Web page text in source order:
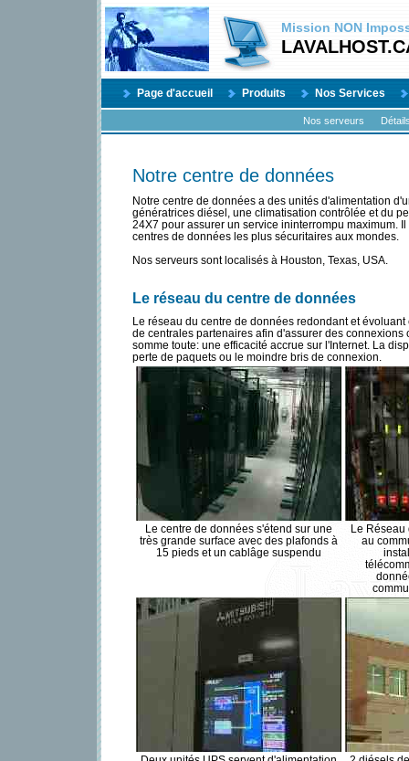
Mission NON
Page d'accueil Produits Nos Services
Nos serveurs
Notre centre de données
Notre centre de données a des unités d'alimentation
génératrices diésel, une climatisation contrôlée et du
24X7 pour assurer un service ininterrompu maximum.
centres de données les plus sécuritaires aux mondes.
Nos serveurs sont localisés à Houston, Texas, USA.
Le réseau du centre de données
Le réseau du centre de données redondant et
de centrales partenaires afin d'assurer des
somme toute: une efficacité accrue sur l'Internet. La
perte de paquets ou le moindre bris de connexion.
Le centre de données s'étend sur une
très grande surface avec des plafonds à
15 pieds et un cablâge suspendu
Le Réseau
au